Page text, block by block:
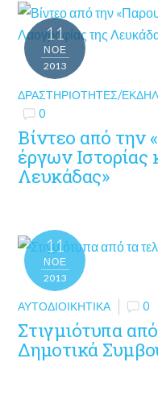
11
ΝΟΈ
2013
ΔΡΑΣΤΗΡΙΌΤΗΤΕΣ/
0
Βίντεο από την
έργων Ιστορίας
Λευκάδας»
11
ΝΟΈ
2013
ΑΥΤΟΔΙΟΙΚΗΤΙΚΆ 0
Στιγμιότυπα
Δημοτικά